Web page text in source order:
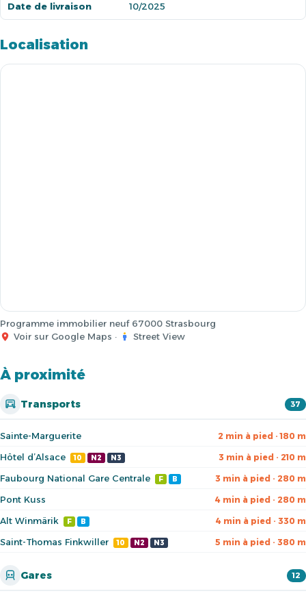
Date de livraison 10/2025
Localisation
Programme immobilier neuf 67000 Strasbourg
Voir sur Google Maps · Street View
À proximité
Transports 37
Sainte-Marguerite 2 min à pied · 180 m
Hôtel d’Alsace 10 N2 N3 3 min à pied · 210 m
Faubourg National Gare Centrale F B 3 min à pied · 280 m
Pont Kuss 4 min à pied · 280 m
Alt Winmärik F B 4 min à pied · 330 m
Saint-Thomas Finkwiller 10 N2 N3 5 min à pied · 380 m
Gares 12